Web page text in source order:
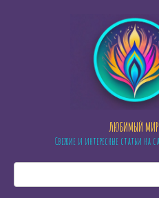
ЛЮБИМЫЙ МИР
Свежие и интересные статьи на